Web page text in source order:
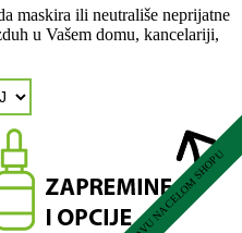
maskira ili neutrališe neprijatne
u Vašem domu, kancelariji,